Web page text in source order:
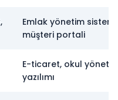
Emlak yönetim sistemi,
müşteri portali
E-ticaret, okul
yazılımı